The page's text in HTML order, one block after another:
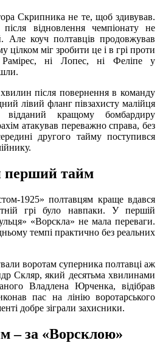
Скрипника не те, щоб здивував.
після відновлення чемпіонату не
Але коуч полтавців продовжував
цілком міг зробити це і в грі проти
ні Лопес, ні Феліпе у
після повернення в команду
лівий фланг півзахисту малійця
відданий кращому бомбардиру
атакував переважно справа, без
другого тайму поступився
перший тайм
1925» полтавцям краще вдався
грі було навпаки. У першій
«Ворскла» не мала переваги.
темпі практично без реальних
воротам суперника полтавці аж
Скляр, який десятьма хвилинами
Владлена Юрченка, відібрав
пас на лінію воротарського
добре зіграли захисники.
– за «Ворсклою»